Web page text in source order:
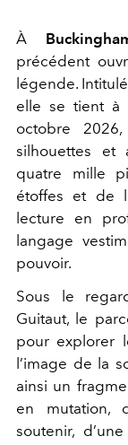
À
précédent
légende.
elle se tient à
octobre
silhouettes et
quatre mille
étoffes et de
lecture en
langage
pouvoir.
Sous le
Guitaut, le
pour explorer
l’image de la
ainsi un
en mutation,
soutenir,